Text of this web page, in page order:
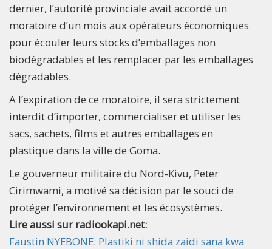
dernier, l’autorité provinciale avait accordé un
moratoire d’un mois aux opérateurs économiques
pour écouler leurs stocks d’emballages non
biodégradables et les remplacer par les emballages
dégradables.
A l’expiration de ce moratoire, il sera strictement
interdit d’importer, commercialiser et utiliser les
sacs, sachets, films et autres emballages en
plastique dans la ville de Goma.
Le gouverneur militaire du Nord-Kivu, Peter
Cirimwami, a motivé sa décision par le souci de
protéger l’environnement et les écosystèmes.
Lire aussi sur radiookapi.net:
Faustin NYEBONE: Plastiki ni shida zaidi sana kwa